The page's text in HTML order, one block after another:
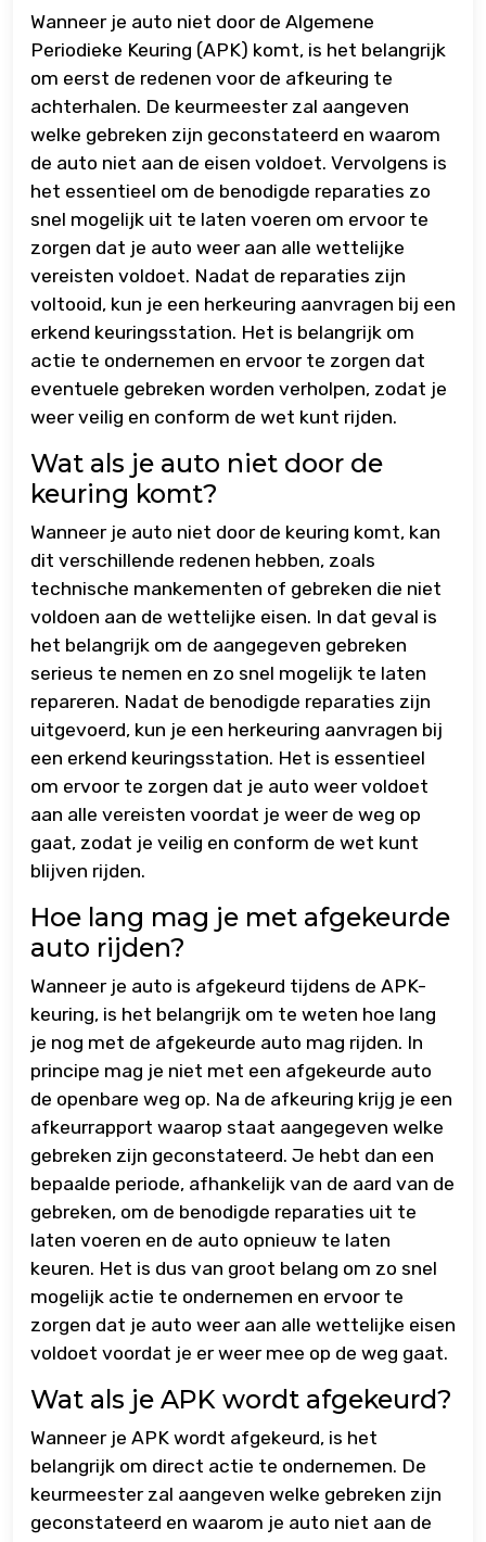
Wanneer je auto niet door de Algemene
Periodieke Keuring (APK) komt, is het belangrijk
om eerst de redenen voor de afkeuring te
achterhalen. De keurmeester zal aangeven
welke gebreken zijn geconstateerd en waarom
de auto niet aan de eisen voldoet. Vervolgens is
het essentieel om de benodigde reparaties zo
snel mogelijk uit te laten voeren om ervoor te
zorgen dat je auto weer aan alle wettelijke
vereisten voldoet. Nadat de reparaties zijn
voltooid, kun je een herkeuring aanvragen bij een
erkend keuringsstation. Het is belangrijk om
actie te ondernemen en ervoor te zorgen dat
eventuele gebreken worden verholpen, zodat je
weer veilig en conform de wet kunt rijden.
Wat als je auto niet door de
keuring komt?
Wanneer je auto niet door de keuring komt, kan
dit verschillende redenen hebben, zoals
technische mankementen of gebreken die niet
voldoen aan de wettelijke eisen. In dat geval is
het belangrijk om de aangegeven gebreken
serieus te nemen en zo snel mogelijk te laten
repareren. Nadat de benodigde reparaties zijn
uitgevoerd, kun je een herkeuring aanvragen bij
een erkend keuringsstation. Het is essentieel
om ervoor te zorgen dat je auto weer voldoet
aan alle vereisten voordat je weer de weg op
gaat, zodat je veilig en conform de wet kunt
blijven rijden.
Hoe lang mag je met afgekeurde
auto rijden?
Wanneer je auto is afgekeurd tijdens de APK-
keuring, is het belangrijk om te weten hoe lang
je nog met de afgekeurde auto mag rijden. In
principe mag je niet met een afgekeurde auto
de openbare weg op. Na de afkeuring krijg je een
afkeurrapport waarop staat aangegeven welke
gebreken zijn geconstateerd. Je hebt dan een
bepaalde periode, afhankelijk van de aard van de
gebreken, om de benodigde reparaties uit te
laten voeren en de auto opnieuw te laten
keuren. Het is dus van groot belang om zo snel
mogelijk actie te ondernemen en ervoor te
zorgen dat je auto weer aan alle wettelijke eisen
voldoet voordat je er weer mee op de weg gaat.
Wat als je APK wordt afgekeurd?
Wanneer je APK wordt afgekeurd, is het
belangrijk om direct actie te ondernemen. De
keurmeester zal aangeven welke gebreken zijn
geconstateerd en waarom je auto niet aan de